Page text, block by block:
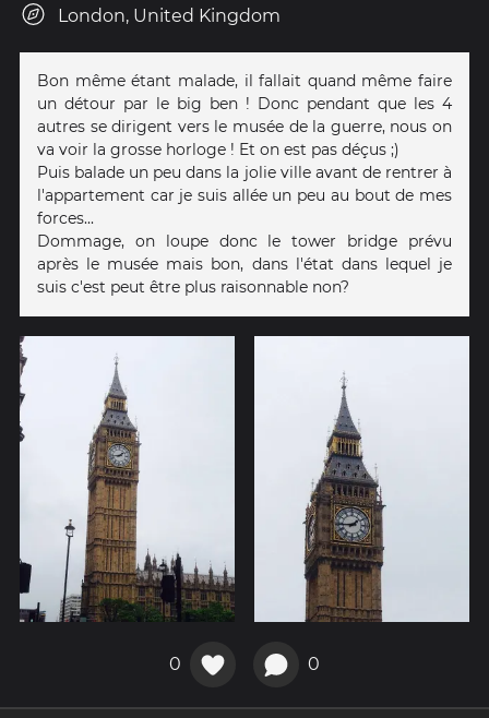
London, United Kingdom
Bon même étant malade, il fallait quand même faire
un détour par le big ben ! Donc pendant que les 4
autres se dirigent vers le musée de la guerre, nous on
va voir la grosse horloge ! Et on est pas déçus ;)
Puis balade un peu dans la jolie ville avant de rentrer à
l'appartement car je suis allée un peu au bout de mes
forces...
Dommage, on loupe donc le tower bridge prévu
après le musée mais bon, dans l'état dans lequel je
suis c'est peut être plus raisonnable non?
0 0